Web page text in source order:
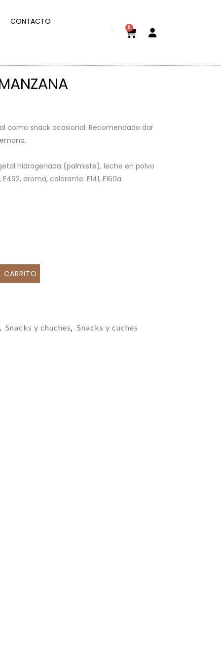
CONTACTO
0
como snack ocasional. Recomendado dar
hidrogenada (palmiste), leche en polvo
aroma, colorante: E141, E160a.
CARRITO
, Snacks y chuches, Snacks y cuches